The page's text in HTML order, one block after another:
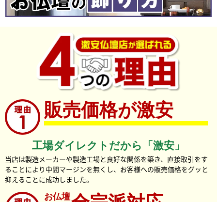
販売価格が激安
工場ダイレクトだから「激安」
当店は製造メーカーや製造工場と良好な関係を築き、直接取引をす
ることにより中間マージンを無くし、お客様への販売価格をグッと
抑えることに成功しました。
お仏壇